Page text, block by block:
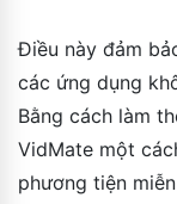
Điều này đảm
các ứng dụng
Bằng cách làm
VidMate một
phương tiện